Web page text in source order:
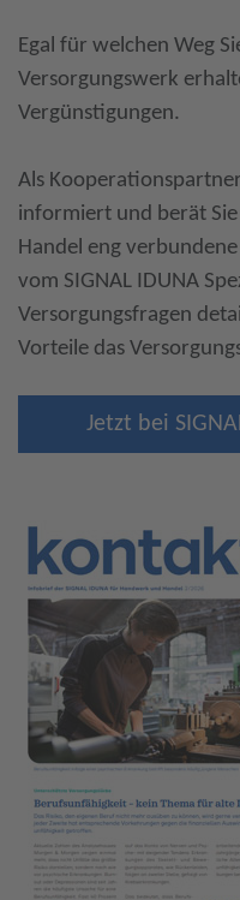
Egal für welchen Weg
Versorgungswerk
Vergünstigungen.
Als
informiert und berät
Handel eng verbundene
vom SIGNAL IDUNA
Versorgungsfragen
Vorteile das
Jetzt bei